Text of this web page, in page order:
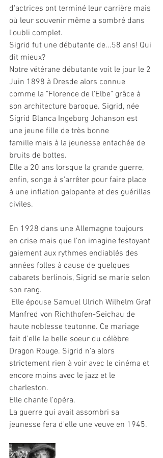
d'actrices ont terminé leur carrière mais
où leur souvenir même a sombré dans
l'oubli complet.
Sigrid fut une débutante de...58 ans! Qui
dit mieux?
Notre vétérane débutante voit le jour le 2
Juin 1898 à Dresde alors connue
comme la "Florence de l'Elbe" grâce à
son architecture baroque. Sigrid, née
Sigrid Blanca Ingeborg Johanson est
une jeune fille de très bonne
famille mais à la jeunesse entachée de
bruits de bottes.
Elle a 20 ans lorsque la grande guerre,
enfin, songe à s'arrêter pour faire place
à une inflation galopante et des guérillas
civiles.
En 1928 dans une Allemagne toujours
en crise mais que l'on imagine festoyant
gaiement aux rythmes endiablés des
années folles à cause de quelques
cabarets berlinois, Sigrid se marie selon
son rang.
Elle épouse Samuel Ulrich Wilhelm Graf
Manfred von Richthofen-Seichau de
haute noblesse teutonne. Ce mariage
fait d'elle la belle soeur du célèbre
Dragon Rouge. Sigrid n'a alors
strictement rien à voir avec le cinéma et
encore moins avec le jazz et le
charleston.
Elle chante l'opéra.
La guerre qui avait assombri sa
jeunesse fera d'elle une veuve en 1945.